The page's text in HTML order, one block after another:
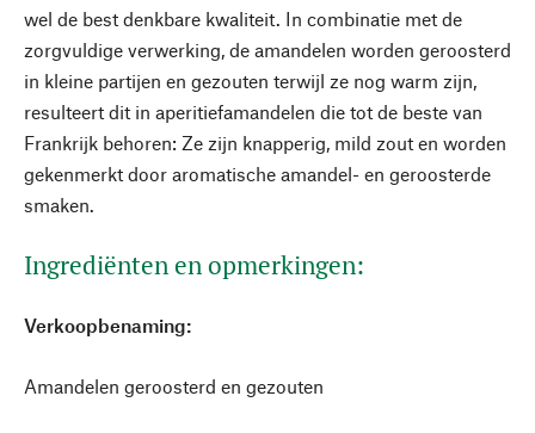
wel de best denkbare kwaliteit. In combinatie met de
zorgvuldige verwerking, de amandelen worden geroosterd
in kleine partijen en gezouten terwijl ze nog warm zijn,
resulteert dit in aperitiefamandelen die tot de beste van
Frankrijk behoren: Ze zijn knapperig, mild zout en worden
gekenmerkt door aromatische amandel- en geroosterde
smaken.
Ingrediënten en opmerkingen:
Verkoopbenaming:
Amandelen geroosterd en gezouten